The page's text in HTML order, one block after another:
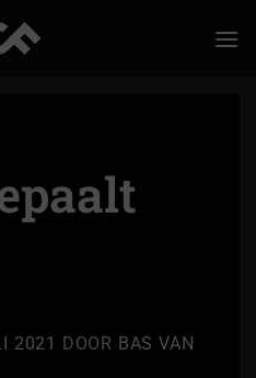
2021 DOOR BAS VAN